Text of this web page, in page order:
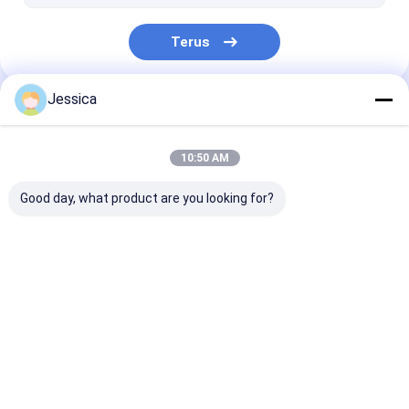
Terus
Kategori Kami
Jessica
10:50 AM
Good day, what product are you looking for?